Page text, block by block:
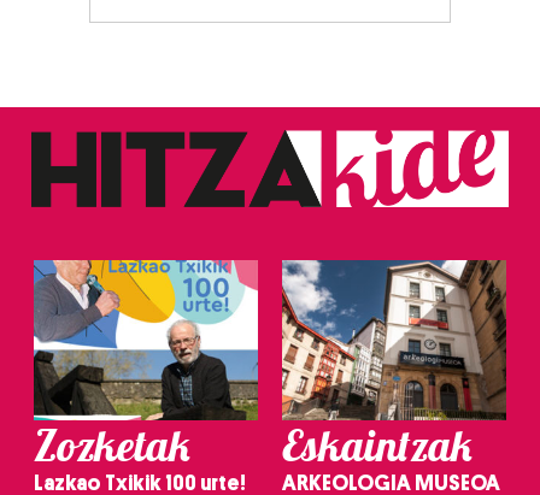
Zozketak
Lazkao Txikik 100 urte!
Eskaintzak
ARKEOLOGIA MUSEOA